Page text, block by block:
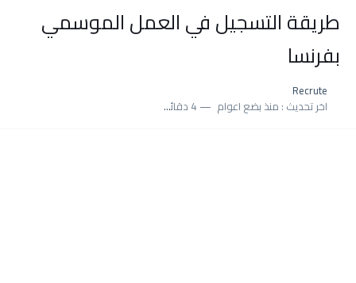
طريقة التسجيل في العمل الموسمي
بفرنسا
Recrute
اخر تحديث : منذ بضع اعوام 4 دقائق للقراءة